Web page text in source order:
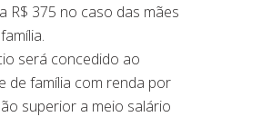
R$ 375 no caso das mães
será concedido ao
de família com renda por
superior a meio salário